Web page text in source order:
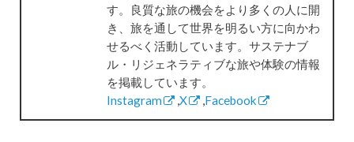
す。良質な旅の機会をより多くの人に開
き、旅を通して世界を明るい方に向かわ
せるべく活動しています。サステナブ
ル・リジェネラティブな旅や体験の情報
を掲載しています。
Instagram
,X ,Facebook